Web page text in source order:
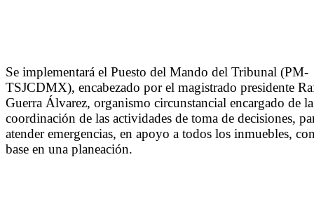
Se implementará el Puesto del Mando del Tribunal (PM-
TSJCDMX), encabezado por el magistrado presidente
Guerra Álvarez, organismo circunstancial encargado de la
coordinación de las actividades de toma de decisiones,
atender emergencias, en apoyo a todos los inmuebles,
base en una planeación.